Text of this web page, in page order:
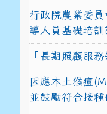
行政院農業委
導人員基礎培訓
「長期照顧服務
因應本土猴痘
並鼓勵符合接